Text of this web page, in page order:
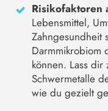
Risikofaktoren
Lebensmittel,
Zahngesundheit
Darmmikrobiom
können. Lass
Schwermetalle
wie du gezielt